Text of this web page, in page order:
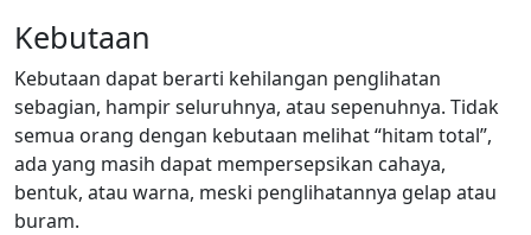
Kebutaan
Kebutaan dapat berarti kehilangan penglihatan
sebagian, hampir seluruhnya, atau sepenuhnya. Tidak
semua orang dengan kebutaan melihat “hitam total”,
ada yang masih dapat mempersepsikan cahaya,
bentuk, atau warna, meski penglihatannya gelap atau
buram.